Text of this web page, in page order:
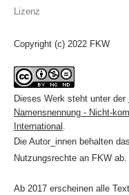
Lizenz
Copyright (c) 2022 FKW
Dieses Werk steht unter der
Namensnennung - Nicht-
International
Die Autor_innen behalten
Nutzungsrechte an FKW ab.
Ab 2017 erscheinen alle